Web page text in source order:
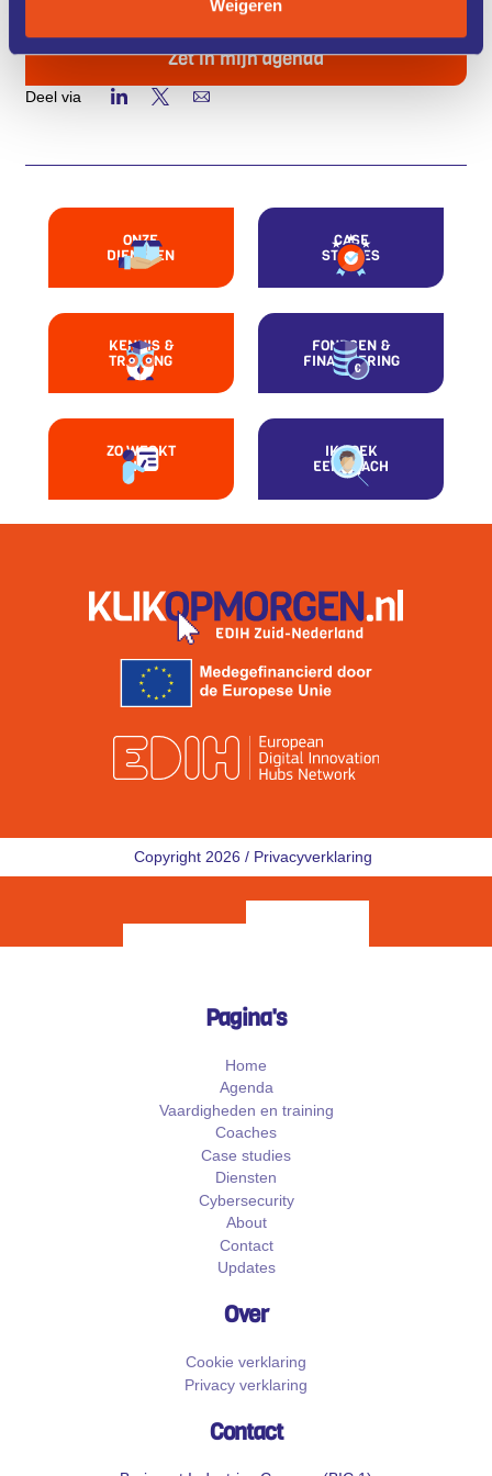
Weigeren
Zet in mijn agenda
Deel via
ONZE
DIENSTEN
CASE
STUDIES
KENNIS &
TRAINING
FONDSEN &
FINANCIERING
ZO WERKT
HET
IK ZOEK
EEN COACH
Copyright 2026 / Privacyverklaring
Pagina's
Home
Agenda
Vaardigheden en training
Coaches
Case studies
Diensten
Cybersecurity
About
Contact
Updates
Over
Cookie verklaring
Privacy verklaring
Contact